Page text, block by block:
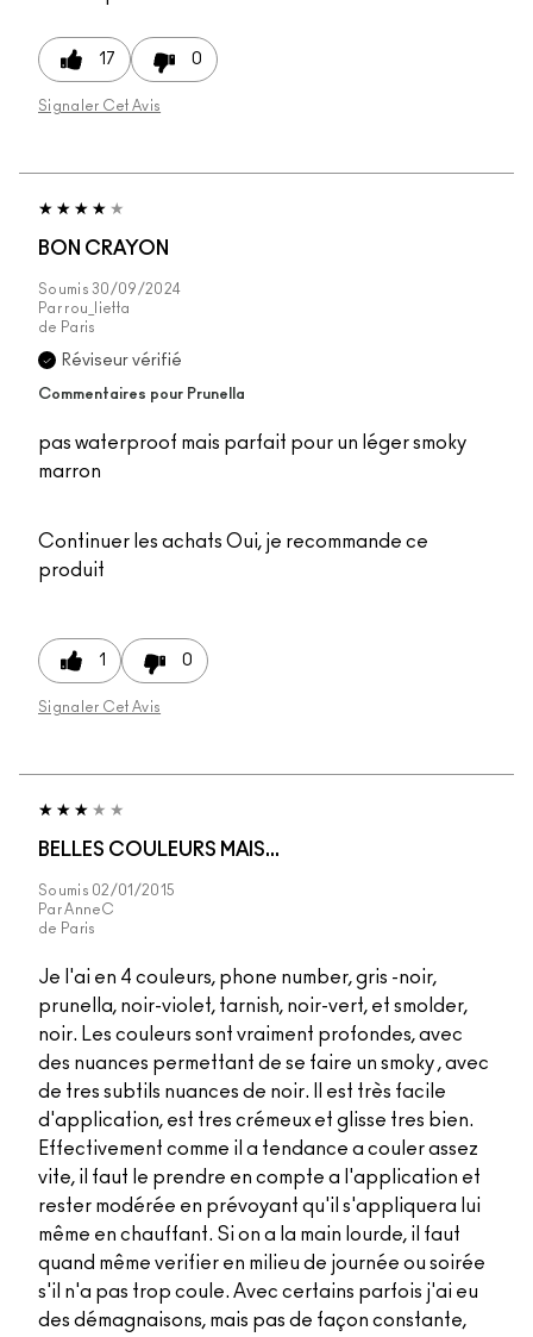
17 0
Signaler Cet Avis
BON CRAYON
Soumis30/09/2024
Par rou_lietta
de Paris
Réviseur vérifié
Commentaires pour Prunella
pas waterproof mais parfait pour un léger smoky
marron
Continuer les achats Oui, je recommande ce
produit
1 0
Signaler Cet Avis
BELLES COULEURS MAIS...
Soumis 02/01/2015
ParAnneC
de Paris
Je l'ai en 4 couleurs, phone number, gris -noir,
prunella, noir-violet, tarnish, noir-vert, et smolder,
noir. Les couleurs sont vraiment profondes, avec
des nuances permettant de se faire un smoky , avec
de tres subtils nuances de noir. Il est très facile
d'application, est tres crémeux et glisse tres bien.
Effectivement comme il a tendance a couler assez
vite, il faut le prendre en compte a l'application et
rester modérée en prévoyant qu'il s'appliquera lui
même en chauffant. Si on a la main lourde, il faut
quand même verifier en milieu de journée ou soirée
s'il n'a pas trop coule. Avec certains parfois j'ai eu
des démagnaisons, mais pas de façon constante,